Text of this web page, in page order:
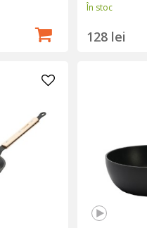
În stoc
128 lei